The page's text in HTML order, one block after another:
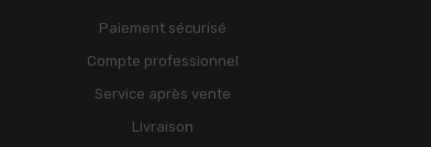
Paiement sécurisé
Compte professionnel
Service après vente
Livraison